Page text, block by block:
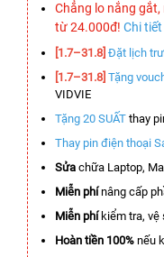
Chẳng lo nắng
từ 24.000đ! Chi tiết
[1.7–31.8] Đặt lịch
[1.7–31.8] Tặng
VIDVIE
Tặng 20 SUẤT thay
Thay pin điện thoại
Sửa chữa Laptop,
Miễn phínâng cấp
Miễn phíkiểm tra, vệ
Hoàn tiền 100% nếu